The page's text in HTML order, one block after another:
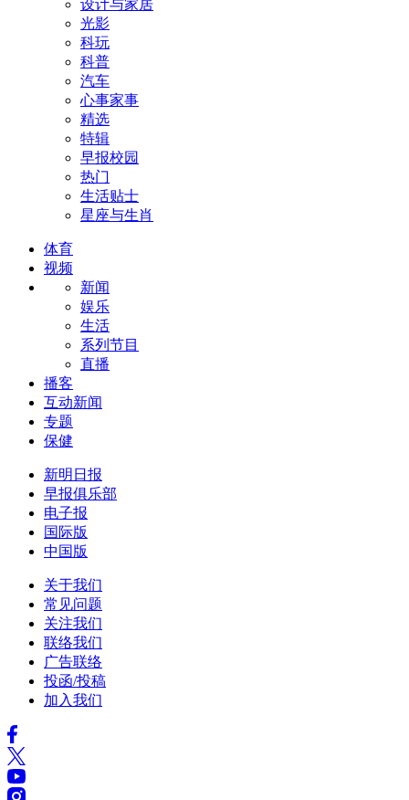
设计与家居
光影
科玩
科普
汽车
心事家事
精选
特辑
早报校园
热门
生活贴士
星座与生肖
体育
视频
新闻
娱乐
生活
系列节目
直播
播客
互动新闻
专题
保健
新明日报
早报俱乐部
电子报
国际版
中国版
关于我们
常见问题
关注我们
联络我们
广告联络
投函/投稿
加入我们